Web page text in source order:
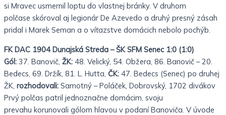
si Mravec usmernil loptu do vlastnej bránky. V druhom
polčase skóroval aj legionár De Azevedo a druhý presný zásah
pridal i Marek Seman a o víťazstve domácich nebolo pochýb.
FK DAC 1904 Dunajská Streda – ŠK SFM Senec 1:0 (1:0)
Gól: 37. Banovič, ŽK: 48. Velický, 54. Obžera, 86. Banovič – 20.
Bedecs, 69. Držík, 81. L. Hutta, ČK: 47. Bedecs (Senec) po druhej
ŽK, rozhodovali: Samotný – Poláček, Dobrovský, 1702 divákov
Prvý polčas patril jednoznačne domácim, svoju
prevahu korunovali gólom hlavou v podaní Banoviča. V úvode